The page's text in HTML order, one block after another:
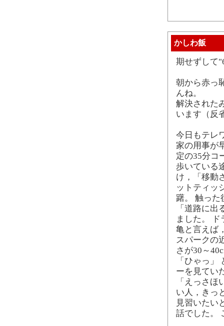
かしわ飯
期せずして
朝から赤っ
んね。
解決された
います（反
今日もテレ
家の用事が
定の35分コ
歩いている
け，「移動
ットティッ
躇。 触った
「道路に
ました。
亀と言えば
スパークの
さが30～
「ひゃっ
ーを見てい
「えっさ
い人，きっ
見習いたい
話でした。